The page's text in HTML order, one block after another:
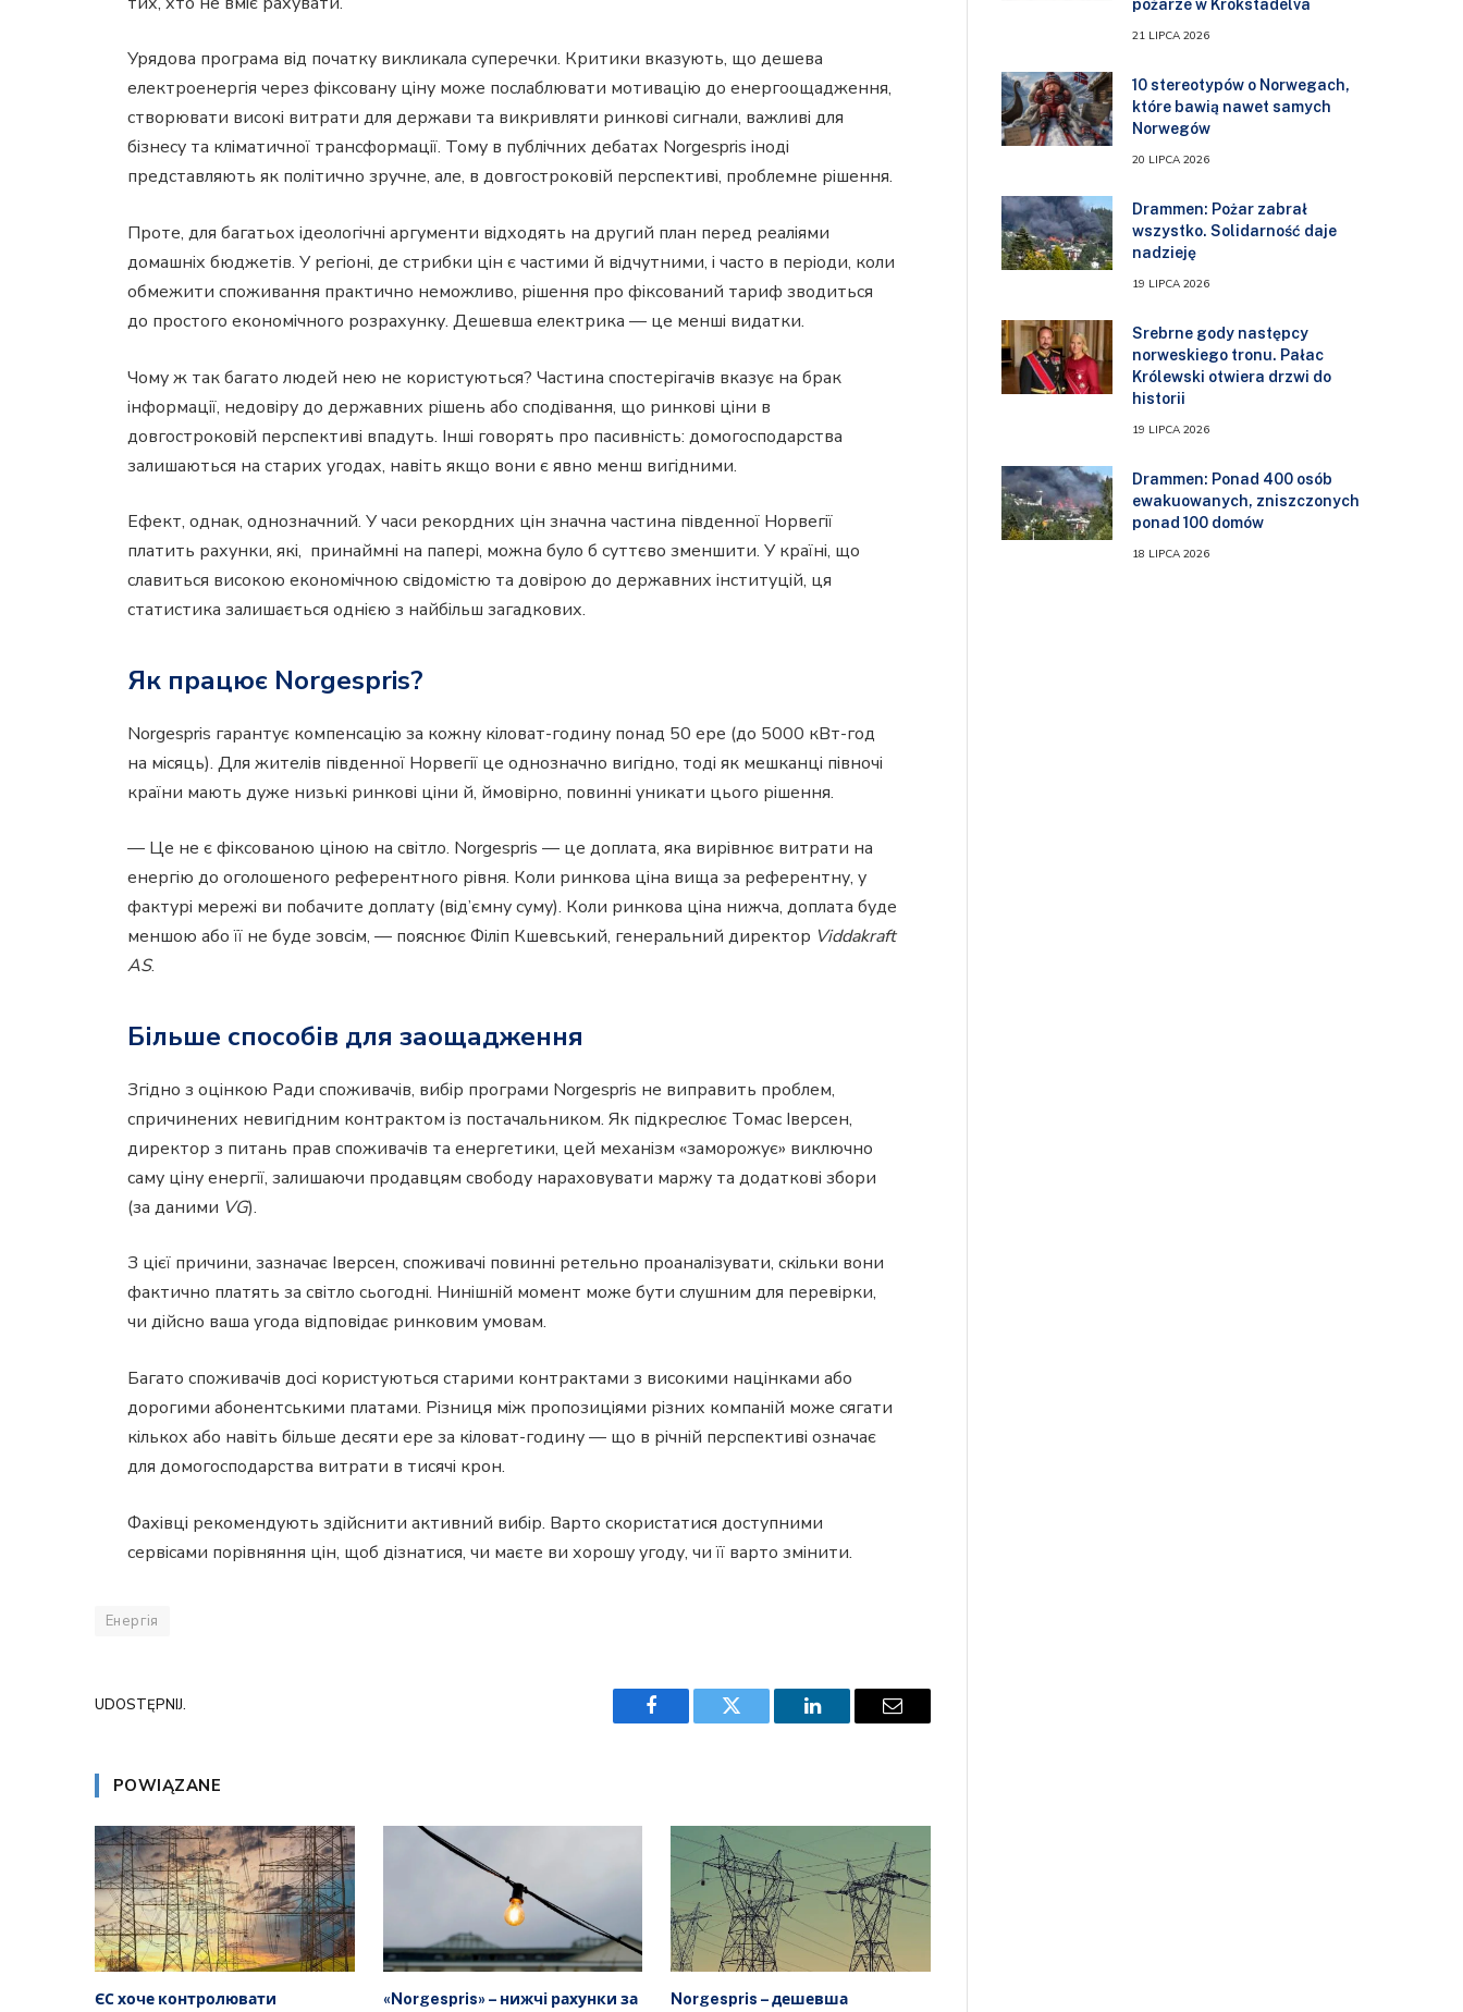
Урядова програма від початку викликала суперечки. Критики вказують, що дешева
електроенергія через фіксовану ціну може послаблювати мотивацію до енергоощадження,
створювати високі витрати для держави та викривляти ринкові сигнали, важливі для
бізнесу та кліматичної трансформації. Тому в публічних дебатах Norgespris іноді
представляють як політично зручне, але, в довгостроковій перспективі, проблемне рішення.
Проте, для багатьох ідеологічні аргументи відходять на другий план перед реаліями
домашніх бюджетів. У регіоні, де стрибки цін є частими й відчутними, і часто в періоди, коли
обмежити споживання практично неможливо, рішення про фіксований тариф зводиться
до простого економічного розрахунку. Дешевша електрика — це менші видатки.
Чому ж так багато людей нею не користуються? Частина спостерігачів вказує на брак
інформації, недовіру до державних рішень або сподівання, що ринкові ціни в
довгостроковій перспективі впадуть. Інші говорять про пасивність: домогосподарства
залишаються на старих угодах, навіть якщо вони є явно менш вигідними.
Ефект, однак, однозначний. У часи рекордних цін значна частина південної Норвегії
платить рахунки, які, принаймні на папері, можна було б суттєво зменшити. У країні, що
славиться високою економічною свідомістю та довірою до державних інституцій, ця
статистика залишається однією з найбільш загадкових.
Як працює Norgespris?
Norgespris гарантує компенсацію за кожну кіловат-годину понад 50 ере (до 5000 кВт-год
на місяць). Для жителів південної Норвегії це однозначно вигідно, тоді як мешканці півночі
країни мають дуже низькі ринкові ціни й, ймовірно, повинні уникати цього рішення.
— Це не є фіксованою ціною на світло. Norgespris — це доплата, яка вирівнює витрати на
енергію до оголошеного референтного рівня. Коли ринкова ціна вища за референтну, у
фактурі мережі ви побачите доплату (від’ємну суму). Коли ринкова ціна нижча, доплата буде
меншою або її не буде зовсім, — пояснює Філіп Кшевський, генеральний директор Viddakraft
AS.
Більше способів для заощадження
Згідно з оцінкою Ради споживачів, вибір програми Norgespris не виправить проблем,
спричинених невигідним контрактом із постачальником. Як підкреслює Томас Іверсен,
директор з питань прав споживачів та енергетики, цей механізм «заморожує» виключно
саму ціну енергії, залишаючи продавцям свободу нараховувати маржу та додаткові збори
(за даними VG).
З цієї причини, зазначає Іверсен, споживачі повинні ретельно проаналізувати, скільки вони
фактично платять за світло сьогодні. Нинішній момент може бути слушним для перевірки,
чи дійсно ваша угода відповідає ринковим умовам.
Багато споживачів досі користуються старими контрактами з високими націнками або
дорогими абонентськими платами. Різниця між пропозиціями різних компаній може сягати
кількох або навіть більше десяти ере за кіловат-годину — що в річній перспективі означає
для домогосподарства витрати в тисячі крон.
Фахівці рекомендують здійснити активний вибір. Варто скористатися доступними
сервісами порівняння цін, щоб дізнатися, чи маєте ви хорошу угоду, чи її варто змінити.
Енергія
UDOSTĘPNIJ.
Facebook Twitter LinkedIn Email
POWIĄZANE
ЄС хоче контролювати
«Norgespris» – нижчі рахунки за
Norgespris – дешевша
pożarze w Krokstadelva
21 LIPCA 2026
10 stereotypów o Norwegach,
które bawią nawet samych
Norwegów
20 LIPCA 2026
Drammen: Pożar zabrał
wszystko. Solidarność daje
nadzieję
19 LIPCA 2026
Srebrne gody następcy
norweskiego tronu. Pałac
Królewski otwiera drzwi do
historii
19 LIPCA 2026
Drammen: Ponad 400 osób
ewakuowanych, zniszczonych
ponad 100 domów
18 LIPCA 2026